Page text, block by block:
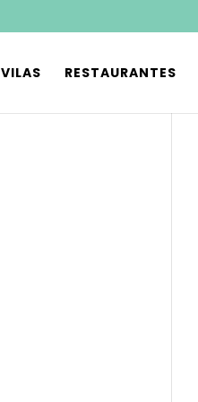
VILAS RESTAURANTES